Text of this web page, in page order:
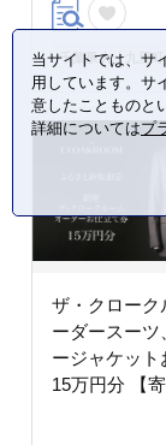
い 高級スー
メイド 記念日
千葉県 九十九里町
ザ・クローク
ーダースーツ
ージャケット
15万円分 【
当サイトでは、サ
用しています。サ
意したことものと
詳細についてはプ